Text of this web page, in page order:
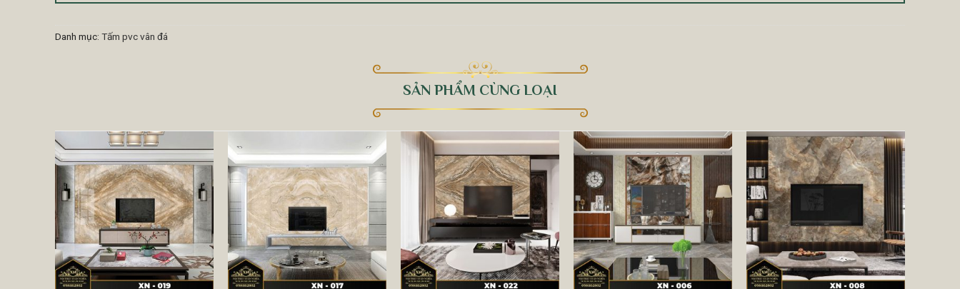
Danh mục: Tấm pvc vân đá
SẢN PHẨM CÙNG LOẠI